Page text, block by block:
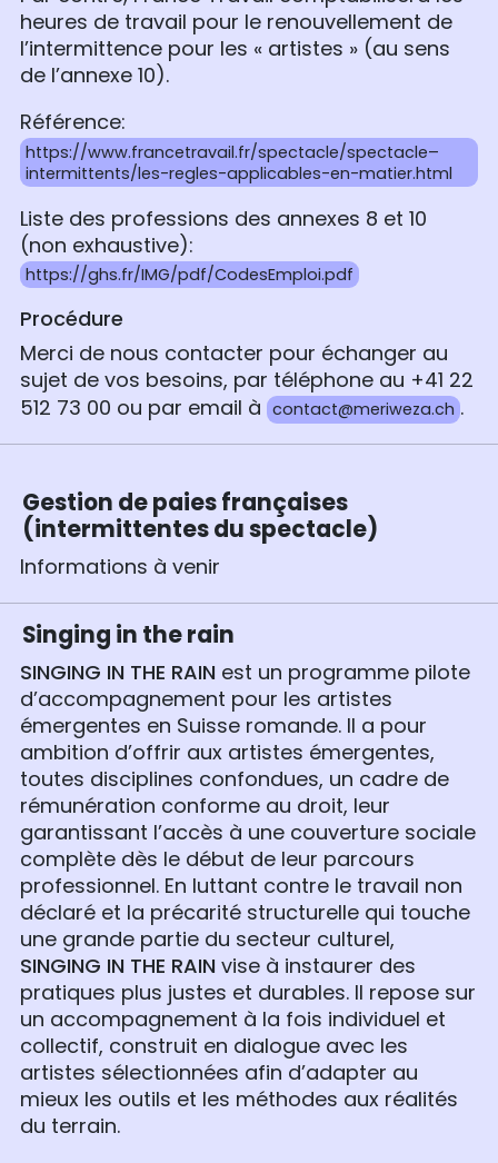
heures de travail pour le renouvellement de
l’intermittence pour les « artistes » (au sens
de l’annexe 10).
Référence:
https://www.francetravail.fr/spectacle/spectacle–
intermittents/les-regles-applicables-en-matier.html
Liste des professions des annexes 8 et 10
(non exhaustive):
https://ghs.fr/IMG/pdf/CodesEmploi.pdf
Procédure
Merci de nous contacter pour échanger au
sujet de vos besoins, par téléphone au +41 22
512 73 00 ou par email à
contact@meriweza.ch .
Gestion de paies françaises
(intermittentes du spectacle)
Informations à venir
Singing in the rain
SINGING IN THE RAIN est un programme pilote
d’accompagnement pour les artistes
émergentes en Suisse romande. Il a pour
ambition d’offrir aux artistes émergentes,
toutes disciplines confondues, un cadre de
rémunération conforme au droit, leur
garantissant l’accès à une couverture sociale
complète dès le début de leur parcours
professionnel. En luttant contre le travail non
déclaré et la précarité structurelle qui touche
une grande partie du secteur culturel,
SINGING IN THE RAIN vise à instaurer des
pratiques plus justes et durables. Il repose sur
un accompagnement à la fois individuel et
collectif, construit en dialogue avec les
artistes sélectionnées afin d’adapter au
mieux les outils et les méthodes aux réalités
du terrain.